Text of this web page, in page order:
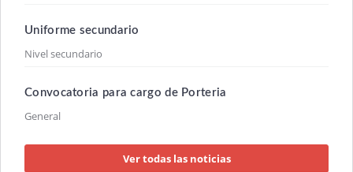
Uniforme secundario
Nivel secundario
Convocatoria para cargo de Porteria
General
Ver todas las noticias